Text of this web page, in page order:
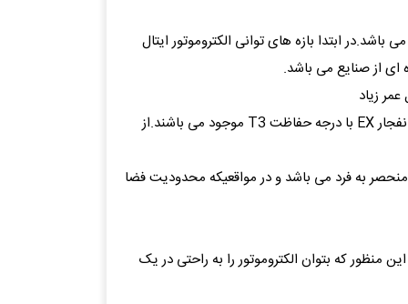
ابتدا بازه های توانی الکتروموتور ایتال
زیاد
* الکتروموتورهای ایتال موتورز در تیپها و دورهای مختلف از قبیل ؛ کلاچ دار، رله، شافت بلند، ترمزدار، هالوشافت، تخت(Flat) و ضد انفجار EX با درجه حفاظت T3 موجود می باشند.از
مختلف موجود است .این ویژگی بسیار منحصر به فرد می باشد و در مواقعیکه محدودیت فضا
که بتوان الکتروموتور را به راحتی در یک